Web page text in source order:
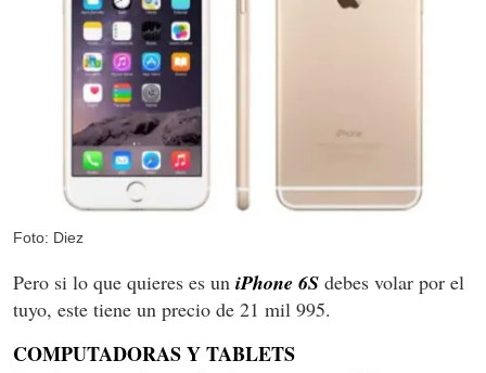
Foto: Diez
Pero si lo que quieres es un iPhone 6S debes volar por el
tuyo, este tiene un precio de 21 mil 995.
COMPUTADORAS Y TABLETS